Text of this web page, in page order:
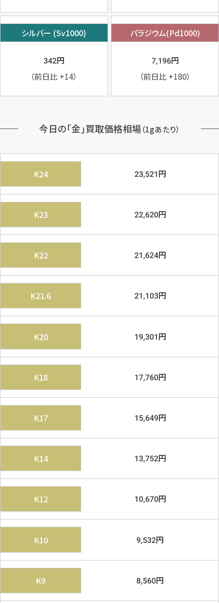
シルバー (Sv1000)
342円
（前日比 +14）
パラジウム(Pd1000)
7,196円
（前日比 +180）
今日の「金」買取価格相場（1gあたり）
K24 23,521円
K23 22,620円
K22 21,624円
K21.6 21,103円
K20 19,301円
K18 17,760円
K17 15,649円
K14 13,752円
K12 10,670円
K10 9,532円
K9 8,560円